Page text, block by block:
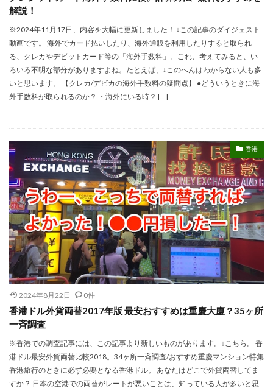
解説！
※2024年11月17日、内容を大幅に更新しました！ ↓この記事のダイジェスト
動画です。 海外でカード払いしたり、海外通販を利用したりすると取られ
る、クレカやデビットカード等の「海外手数料」。これ、考えてみると、い
ろいろ不明な部分がありますよね。たとえば、↓このへんはわからない人も多
いと思います。 【クレカ/デビカの海外手数料の疑問点】 ●どういうときに海
外手数料が取られるのか？ ・海外にいる時？ […]
香港
2024年8月22日 0件
香港ドル外貨両替2017年版 最安おすすめは重慶大廈？35ヶ所
一斉調査
※香港での調査記事には、この記事より新しいものがあります。↓こちら。 香
港ドル最安外貨両替比較2018。34ヶ所一斉調査/おすすめ重慶マンション特集
香港旅行のときに必ず必要となる香港ドル。 あなたはどこで外貨両替してま
すか？ 日本の空港での両替がレートが悪いことは、知っている人が多いと思